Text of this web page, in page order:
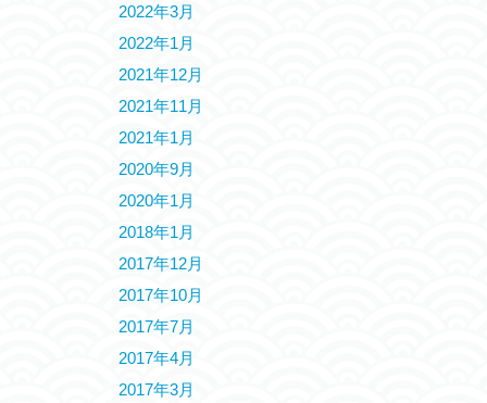
2022年3月
2022年1月
2021年12月
2021年11月
2021年1月
2020年9月
2020年1月
2018年1月
2017年12月
2017年10月
2017年7月
2017年4月
2017年3月